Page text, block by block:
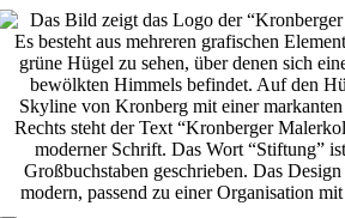
Zum
Inhalt
springen